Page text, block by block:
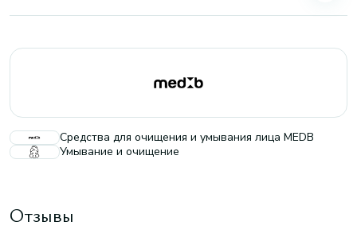
Средства для очищения и умывания лица MEDB
Умывание и очищение
Отзывы